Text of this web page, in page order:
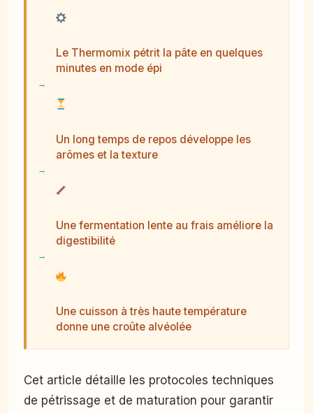
Le Thermomix pétrit la pâte en quelques
minutes en mode épi
Un long temps de repos développe les
arômes et la texture
Une fermentation lente au frais améliore la
digestibilité
Une cuisson à très haute température
donne une croûte alvéolée
Cet article détaille les protocoles techniques
de pétrissage et de maturation pour garantir